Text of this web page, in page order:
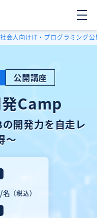
会人向けIT・プログラミング
公開講座
Camp
開発力を自走レ
〜
/名 （税込）